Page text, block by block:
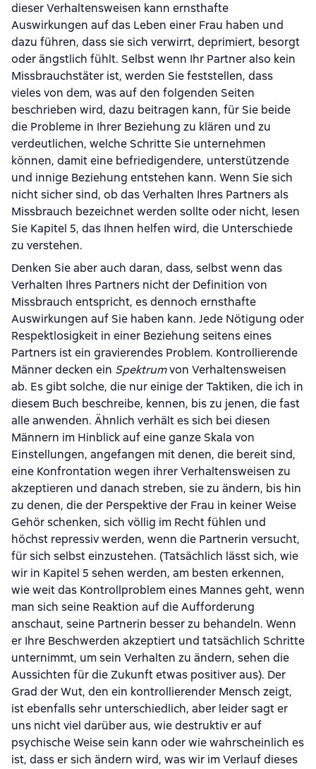
dieser Verhaltensweisen kann ernsthafte
Auswirkungen auf das Leben einer Frau haben und
dazu führen, dass sie sich verwirrt, deprimiert, besorgt
oder ängstlich fühlt. Selbst wenn Ihr Partner also kein
Missbrauchstäter ist, werden Sie feststellen, dass
vieles von dem, was auf den folgenden Seiten
beschrieben wird, dazu beitragen kann, für Sie beide
die Probleme in Ihrer Beziehung zu klären und zu
verdeutlichen, welche Schritte Sie unternehmen
können, damit eine befriedigendere, unterstützende
und innige Beziehung entstehen kann. Wenn Sie sich
nicht sicher sind, ob das Verhalten Ihres Partners als
Missbrauch bezeichnet werden sollte oder nicht, lesen
Sie Kapitel 5, das Ihnen helfen wird, die Unterschiede
zu verstehen.
Denken Sie aber auch daran, dass, selbst wenn das
Verhalten Ihres Partners nicht der Definition von
Missbrauch entspricht, es dennoch ernsthafte
Auswirkungen auf Sie haben kann. Jede Nötigung oder
Respektlosigkeit in einer Beziehung seitens eines
Partners ist ein gravierendes Problem. Kontrollierende
Männer decken ein Spektrumvon Verhaltensweisen
ab. Es gibt solche, die nur einige der Taktiken, die ich in
diesem Buch beschreibe, kennen, bis zu jenen, die fast
alle anwenden. Ähnlich verhält es sich bei diesen
Männern im Hinblick auf eine ganze Skala von
Einstellungen, angefangen mit denen, die bereit sind,
eine Konfrontation wegen ihrer Verhaltensweisen zu
akzeptieren und danach streben, sie zu ändern, bis hin
zu denen, die der Perspektive der Frau in keiner Weise
Gehör schenken, sich völlig im Recht fühlen und
höchst repressiv werden, wenn die Partnerin versucht,
für sich selbst einzustehen. (Tatsächlich lässt sich, wie
wir in Kapitel 5 sehen werden, am besten erkennen,
wie weit das Kontrollproblem eines Mannes geht, wenn
man sich seine Reaktion auf die Aufforderung
anschaut, seine Partnerin besser zu behandeln. Wenn
er Ihre Beschwerden akzeptiert und tatsächlich Schritte
unternimmt, um sein Verhalten zu ändern, sehen die
Aussichten für die Zukunft etwas positiver aus). Der
Grad der Wut, den ein kontrollierender Mensch zeigt,
ist ebenfalls sehr unterschiedlich, aber leider sagt er
uns nicht viel darüber aus, wie destruktiv er auf
psychische Weise sein kann oder wie wahrscheinlich es
ist, dass er sich ändern wird, was wir im Verlauf dieses